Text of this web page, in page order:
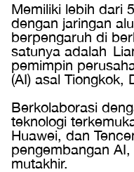
Memiliki lebih dari
dengan jaringan
berpengaruh di
satunya adalah
pemimpin
(AI) asal Tiongkok,
Berkolaborasi
teknologi
Huawei, dan
pengembangan
mutakhir.